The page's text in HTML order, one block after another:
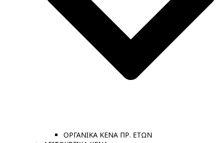
ΟΡΓΑΝΙΚΑ ΚΕΝΑ ΠΡ. ΕΤΩΝ